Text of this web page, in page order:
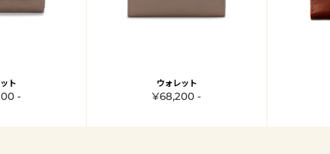
ト
-
ウォレット
¥68,200 -